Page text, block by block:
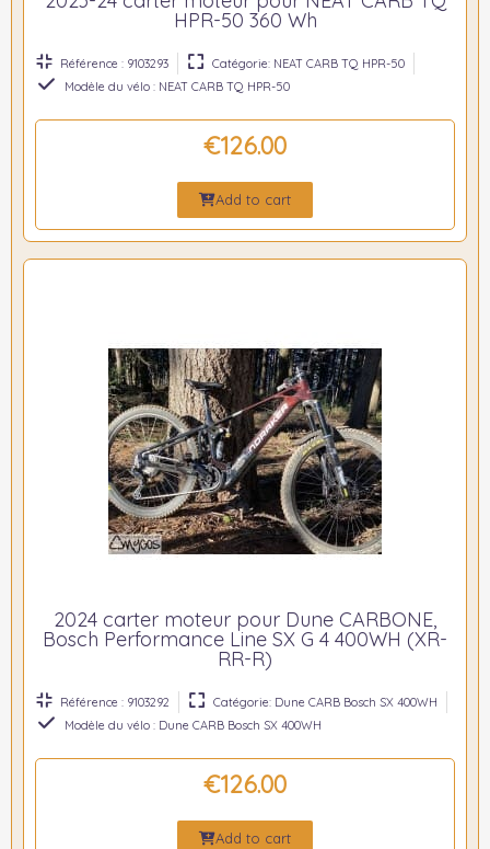
HPR-50 360 Wh
Référence : 9103293
Catégorie: NEAT CARB TQ HPR-50
Modèle du vélo : NEAT CARB TQ HPR-50
€126.00
Add to cart
2024 carter moteur pour Dune CARBONE,
Bosch Performance Line SX G 4 400WH (XR-
RR-R)
Référence : 9103292
Catégorie: Dune CARB Bosch SX 400WH
Modèle du vélo : Dune CARB Bosch SX 400WH
€126.00
Add to cart